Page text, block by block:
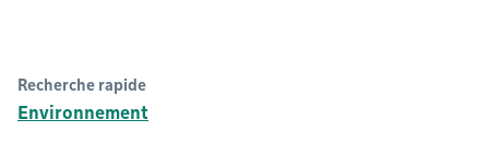
Recherche rapide
Environnement